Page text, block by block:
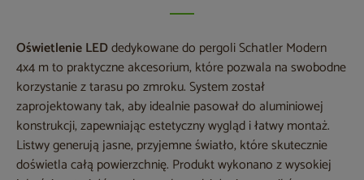
Oświetlenie LEDdedykowane do pergoli Schatler Modern
4x4 m to praktyczne akcesorium, które pozwala na swobodne
korzystanie z tarasu po zmroku. System został
zaprojektowany tak, aby idealnie pasował do aluminiowej
konstrukcji, zapewniając estetyczny wygląd i łatwy montaż.
Listwy generują jasne, przyjemne światło, które skutecznie
doświetla całą powierzchnię. Produkt wykonano z wysokiej